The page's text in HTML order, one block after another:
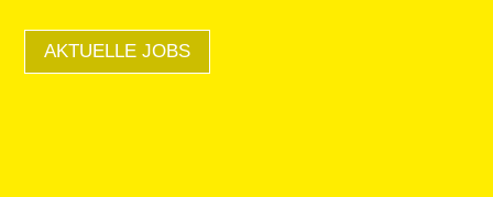
AKTUELLE JOBS